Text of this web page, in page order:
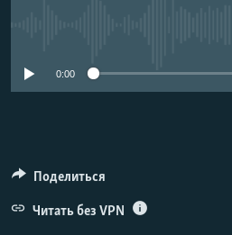
ПОДПИШИТЕСЬ НА РАССЫЛКУ
0:00
Поделиться
Читать без VPN